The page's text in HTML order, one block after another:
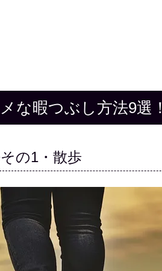
な暇つぶし方法9選！
の1・散歩